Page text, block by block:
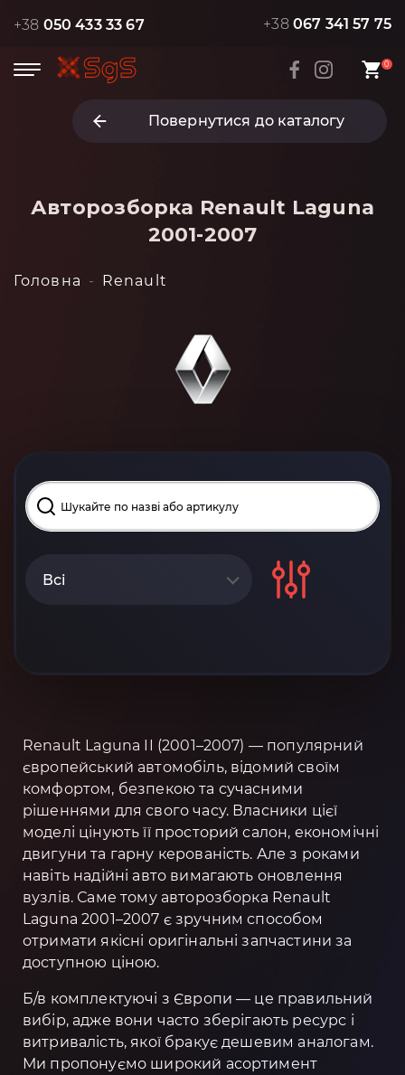
+38 050 433 33 67 +38 067 341 57 75
0
Повернутися до каталогу
Авторозборка Renault Laguna
2001-2007
Головна Renault
Всі
Renault Laguna II (2001–2007) — популярний
європейський автомобіль, відомий своїм
комфортом, безпекою та сучасними
рішеннями для свого часу. Власники цієї
моделі цінують її просторий салон, економічні
двигуни та гарну керованість. Але з роками
навіть надійні авто вимагають оновлення
вузлів. Саме тому авторозборка Renault
Laguna 2001–2007 є зручним способом
отримати якісні оригінальні запчастини за
доступною ціною.
Б/в комплектуючі з Європи — це правильний
вибір, адже вони часто зберігають ресурс і
витривалість, якої бракує дешевим аналогам.
Ми пропонуємо широкий асортимент